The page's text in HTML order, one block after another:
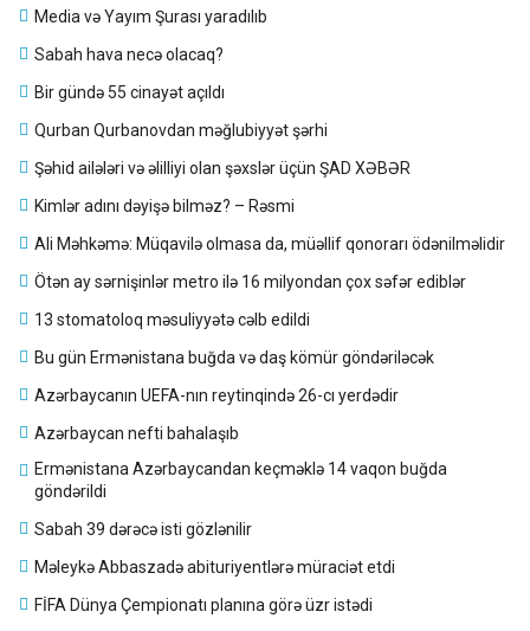
Media və Yayım Şurası yaradılıb
Sabah hava necə olacaq?
Bir gündə 55 cinayət açıldı
Qurban Qurbanovdan məğlubiyyət şərhi
Şəhid ailələri və əlilliyi olan şəxslər üçün ŞAD XƏBƏR
Kimlər adını dəyişə bilməz? – Rəsmi
Ali Məhkəmə: Müqavilə olmasa da, müəllif qonorarı ödənilməlidir
Ötən ay sərnişinlər metro ilə 16 milyondan çox səfər ediblər
13 stomatoloq məsuliyyətə cəlb edildi
Bu gün Ermənistana buğda və daş kömür göndəriləcək
Azərbaycanın UEFA-nın reytinqində 26-cı yerdədir
Azərbaycan nefti bahalaşıb
Ermənistana Azərbaycandan keçməklə 14 vaqon buğda
göndərildi
Sabah 39 dərəcə isti gözlənilir
Məleykə Abbaszadə abituriyentlərə müraciət etdi
FİFA Dünya Çempionatı planına görə üzr istədi